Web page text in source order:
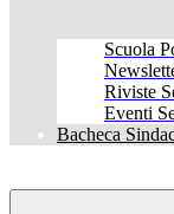
Scuola
Riviste
Eventi
Bacheca